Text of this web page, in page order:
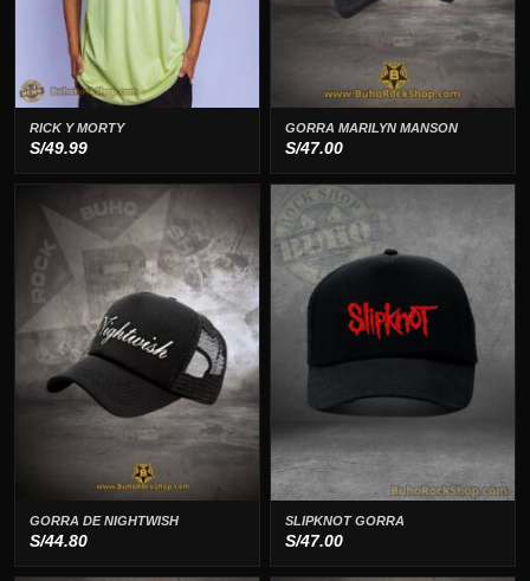
RICK Y MORTY
S/49.99
GORRA MARILYN MANSON
S/47.00
GORRA DE NIGHTWISH
S/44.80
SLIPKNOT GORRA
S/47.00